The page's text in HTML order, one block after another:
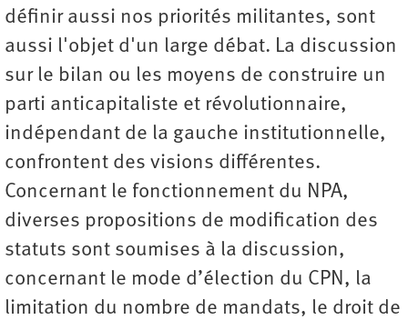
définir aussi nos priorités militantes, sont
aussi l'objet d'un large débat. La discussion
sur le bilan ou les moyens de construire un
parti anticapitaliste et révolutionnaire,
indépendant de la gauche institutionnelle,
confrontent des visions différentes.
Concernant le fonctionnement du NPA,
diverses propositions de modification des
statuts sont soumises à la discussion,
concernant le mode d’élection du CPN, la
limitation du nombre de mandats, le droit de